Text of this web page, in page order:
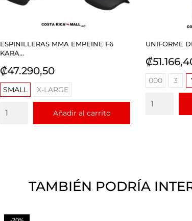
ESPINILLERAS MMA EMPEINE F6
KARA...
Precio
₡47.290,50
SMALL X-LARGE
Añadir al carrito
UNIFORME
Precio
000
3
TAMBIÉN PODRÍA